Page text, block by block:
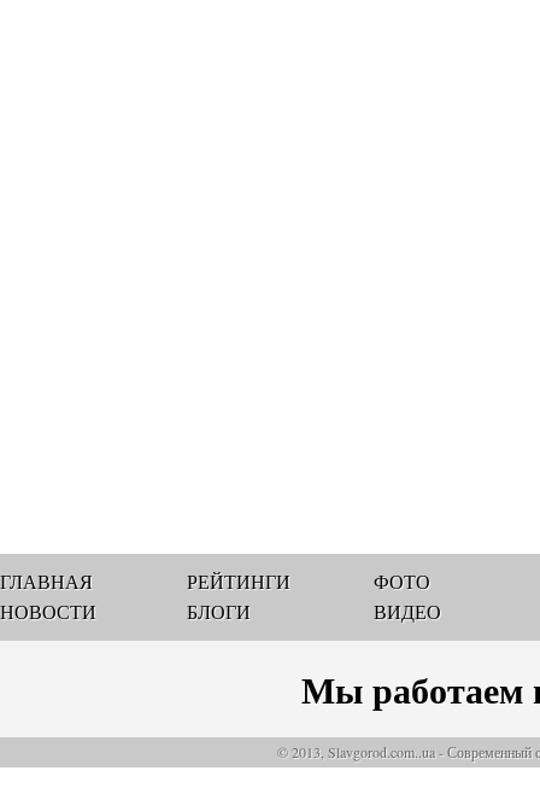
ГЛАВНАЯ
НОВОСТИ
РЕЙТИНГИ
БЛОГИ
ФОТО
ВИДЕО
Мы работаем
© 2013, Slavgorod.com..ua - Современный